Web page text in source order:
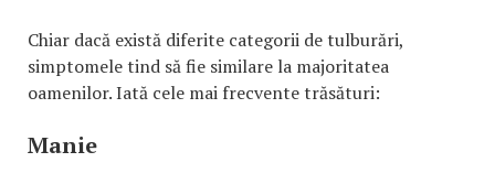
Chiar dacă există diferite categorii de tulburări,
simptomele tind să fie similare la majoritatea
oamenilor. Iată cele mai frecvente trăsături:
Manie